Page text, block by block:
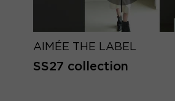
AIMÉE THE LABEL
SS27 collection